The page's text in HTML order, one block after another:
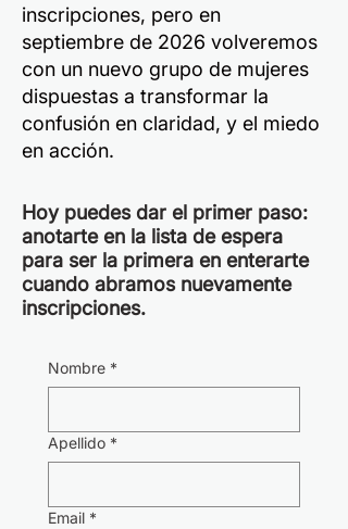
inscripciones, pero en
septiembre de 2026 volveremos
con un nuevo grupo de mujeres
dispuestas a transformar la
confusión en claridad, y el miedo
en acción.
Hoy puedes dar el primer paso:
anotarte en la lista de espera
para ser la primera en enterarte
cuando abramos nuevamente
inscripciones.
Nombre *
Apellido *
Email *